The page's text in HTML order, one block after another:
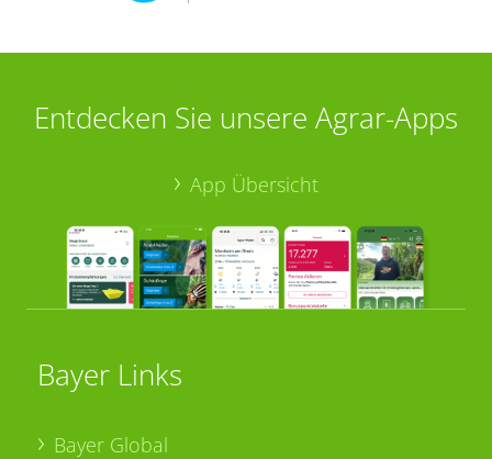
Entdecken Sie unsere Agrar-Apps
App Übersicht
Bayer Links
Bayer Global